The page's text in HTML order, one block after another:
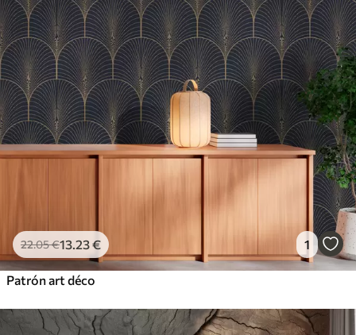
22.05€13 .23€ 1
Patrón art déco